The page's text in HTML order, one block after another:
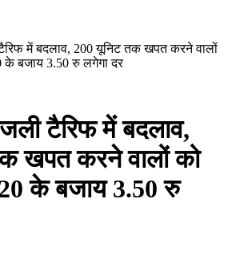
में बदलाव, 200 यूनिट तक खपत करने वालों
के बजाय 3.50 रु लगेगा दर
टैरिफ में बदलाव,
खपत करने वालों को
के बजाय 3.50 रु